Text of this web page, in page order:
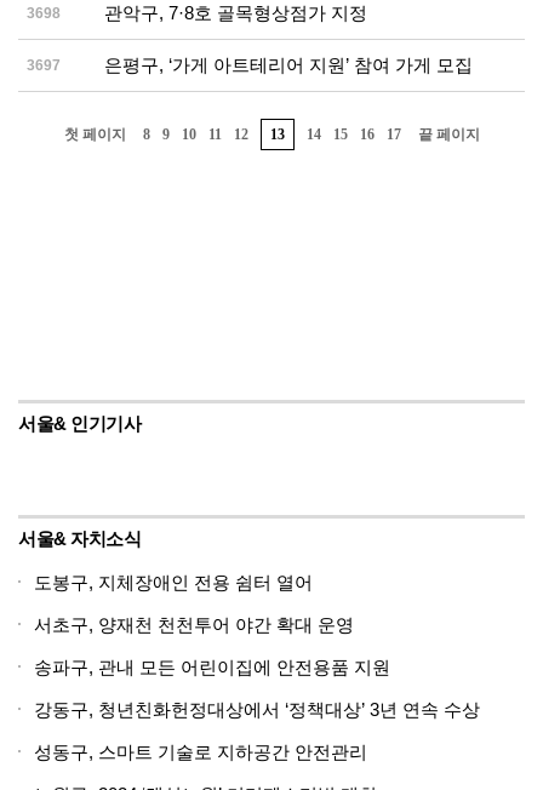
3698 관악구, 7·8호 골목형상점가 지정
3697 은평구, ‘가게 아트테리어 지원’ 참여 가게 모집
첫 페이지 8 9 10 11 12 13 14 15 16 17 끝 페이지
서울& 인기기사
서울& 자치소식
도봉구, 지체장애인 전용 쉼터 열어
서초구, 양재천 천천투어 야간 확대 운영
송파구, 관내 모든 어린이집에 안전용품 지원
강동구, 청년친화헌정대상에서 ‘정책대상’ 3년 연속 수상
성동구, 스마트 기술로 지하공간 안전관리